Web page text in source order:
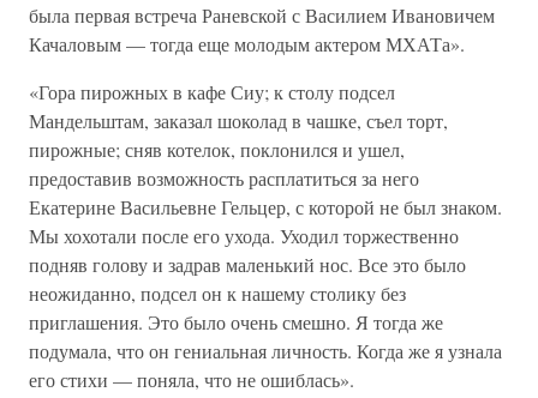
была первая встреча Раневской с Василием Ивановичем
Качаловым — тогда еще молодым актером МХАТа».
«Гора пирожных в кафе Сиу; к столу подсел
Мандельштам, заказал шоколад в чашке, съел торт,
пирожные; сняв котелок, поклонился и ушел,
предоставив возможность расплатиться за него
Екатерине Васильевне Гельцер, с которой не был знаком.
Мы хохотали после его ухода. Уходил торжественно
подняв голову и задрав маленький нос. Все это было
неожиданно, подсел он к нашему столику без
приглашения. Это было очень смешно. Я тогда же
подумала, что он гениальная личность. Когда же я узнала
его стихи — поняла, что не ошиблась».